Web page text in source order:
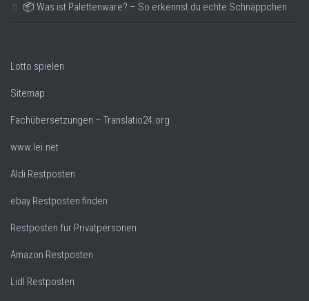
📦 Was ist Palettenware? – So erkennst du echte Schnäppchen
Lotto spielen
Sitemap
Fachübersetzungen – Translatio24.org
www.lei.net
Aldi Restposten
ebay Restposten finden
Restposten für Privatpersonen
Amazon Restposten
Lidl Restposten